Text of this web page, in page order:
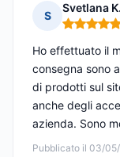
S
Svetlana K.
Nota: 5 su 5
Pubblicato il 03/
Ho effettuato il
consegna sono
di prodotti sul
anche degli
azienda. Sono